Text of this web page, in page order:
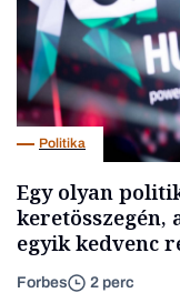
Politika
Egy olyan
keretösszegén,
egyik kedvenc
Forbes 2 perc